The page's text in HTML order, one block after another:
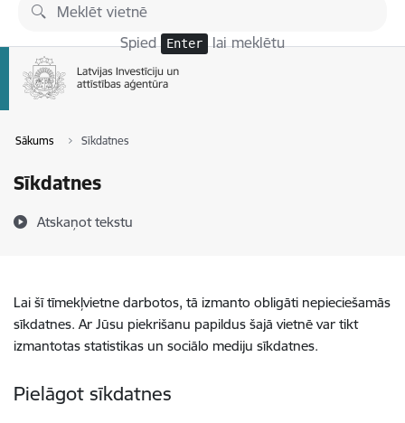
Pāriet uz lapas saturu
Spied Enter lai meklētu
Sākums Sīkdatnes
Sīkdatnes
Atskaņot tekstu
Lai šī tīmekļvietne darbotos, tā izmanto obligāti nepieciešamās
sīkdatnes. Ar Jūsu piekrišanu papildus šajā vietnē var tikt
izmantotas statistikas un sociālo mediju sīkdatnes.
Pielāgot sīkdatnes